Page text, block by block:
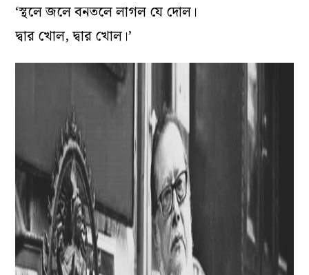
‘স্থলে জলে বনতলে লাগল যে দোল।
দ্বার খোল, দ্বার খোল।’